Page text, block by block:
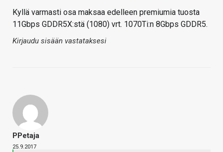
Kyllä varmasti osa maksaa edelleen premiumia tuosta
11Gbps GDDR5X:stä (1080) vrt. 1070Ti:n 8Gbps GDDR5.
Kirjaudu sisään vastataksesi
PPetaja
25.9.2017